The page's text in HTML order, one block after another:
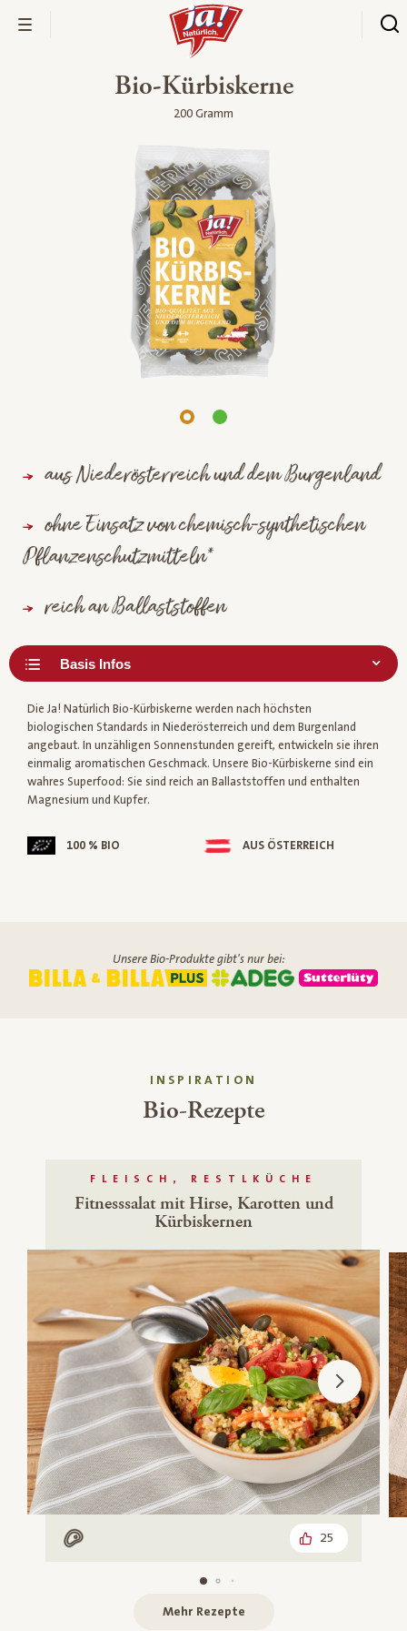
Bio-Kürbiskerne
200 Gramm
aus Niederösterreich und dem Burgenland
ohne Einsatz von chemisch-synthetischen
Pflanzenschutzmitteln*
reich an Ballaststoffen
Die Ja! Natürlich Bio-Kürbiskerne werden nach höchsten
biologischen Standards in Niederösterreich und dem Burgenland
angebaut. In unzähligen Sonnenstunden gereift, entwickeln sie ihren
einmalig aromatischen Geschmack. Unsere Bio-Kürbiskerne sind ein
wahres Superfood: Sie sind reich an Ballaststoffen und enthalten
Magnesium und Kupfer.
100 % BIO AUS ÖSTERREICH
Unsere Bio-Produkte gibt's nur bei:
INSPIRATION
Bio-Rezepte
FLEISCH, RESTLKÜCHE
Fitnesssalat mit Hirse, Karotten und
Kürbiskernen
Mit Fleisch 25
Mehr Rezepte